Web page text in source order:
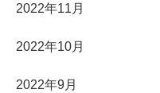
2022年11月
2022年10月
2022年9月